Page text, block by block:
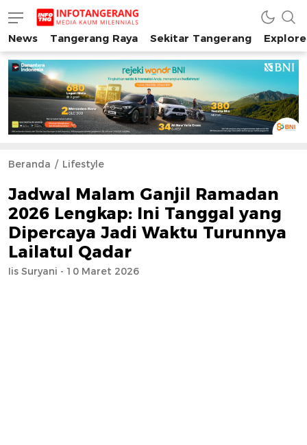
INFO TANGERANG
Media Kaum Millenials Tangerang Raya
News Tangerang Raya Sekitar Tangerang
Beranda Lifestyle
Jadwal Malam Ganjil Ramadan
2026 Lengkap: Ini Tanggal yang
Dipercaya Jadi Waktu Turunnya
Lailatul Qadar
Iis Suryani - 10 Maret 2026